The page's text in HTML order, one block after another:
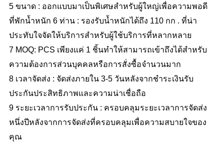
5 ขนาด : ออกแบบมาเป็นพิเศษสำหรับผู้ใหญ่เพื่อความพอดี
ที่พักน้ำหนัก 6 ท่าน : รองรับน้ำหนักได้ถึง 110 กก . ที่น่า
ประทับใจจัดให้บริการสำหรับผู้ใช้บริการที่หลากหลาย
7 MOQ: PCS เพียงแค่ 1 ชิ้นทำให้สามารถเข้าถึงได้สำหรับ
ความต้องการส่วนบุคคลหรือการสั่งซื้อจำนวนมาก
8 เวลาจัดส่ง : จัดส่งภายใน 3-5 วันหลังจากชำระเงินรับ
ประกันประสิทธิภาพและความน่าเชื่อถือ
9 ระยะเวลาการรับประกัน : ครอบคลุมระยะเวลาการจัดส่ง
หนึ่งปีหลังจากการจัดส่งที่ครอบคลุมเพื่อความสบายใจของ
คุณ